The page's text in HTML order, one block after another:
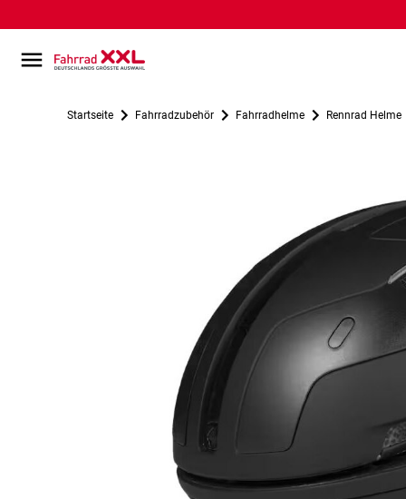
Startseite Fahrradzubehör Fahrradhelme Rennrad Helme